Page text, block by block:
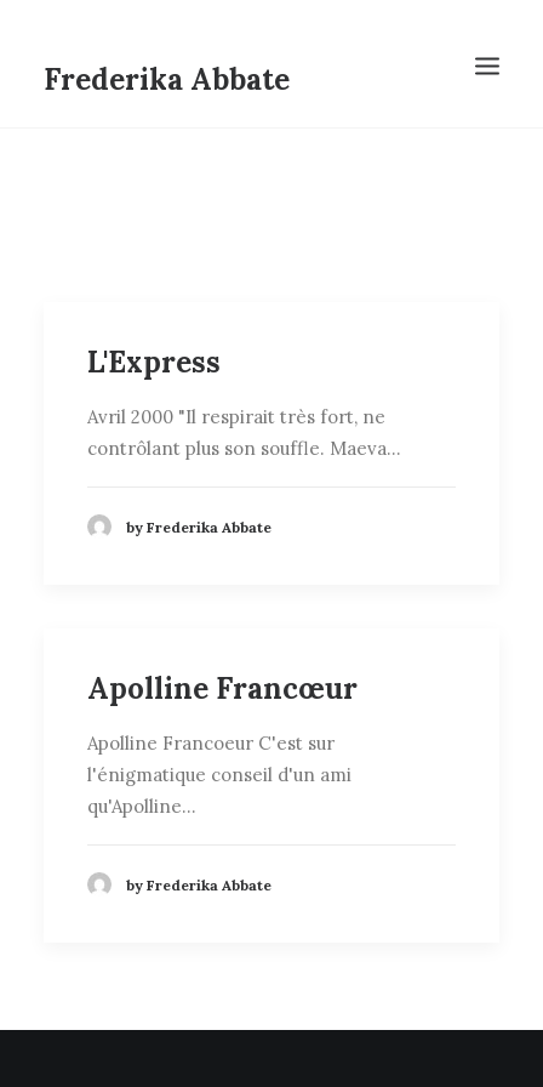
Frederika Abbate
L'Express
Avril 2000 "Il respirait très fort, ne
contrôlant plus son souffle. Maeva…
by Frederika Abbate
Apolline Francœur
Apolline Francoeur C'est sur
l'énigmatique conseil d'un ami
qu'Apolline…
by Frederika Abbate